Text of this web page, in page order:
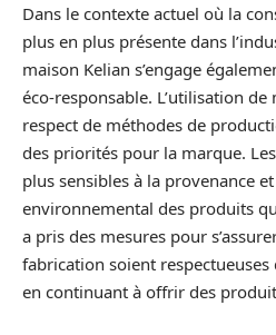
Dans le contexte actuel où la
plus en plus présente dans
maison Kelian s’engage
éco-responsable. L’utilisation
respect de méthodes de
des priorités pour la marque.
plus sensibles à la provenance
environnemental des produits
a pris des mesures pour
fabrication soient
en continuant à offrir des